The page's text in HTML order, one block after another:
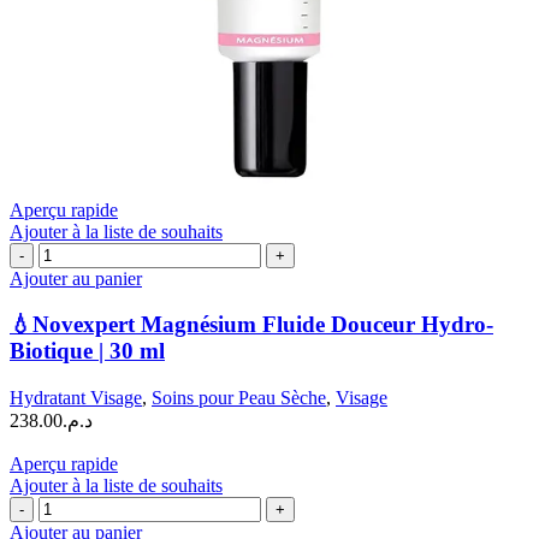
Aperçu rapide
Ajouter à la liste de souhaits
quantité
de
Novexpert
Magnésium
Fluide
Hydro-
Biotique
30
ml
Ajouter au panier
💧Novexpert Magnésium Fluide Douceur Hydro-
Biotique | 30 ml
Hydratant Visage, Soins pour Peau Sèche, Visage
د.م.238.00
Aperçu rapide
Ajouter à la liste de souhaits
quantité
de
Ajouter au panier